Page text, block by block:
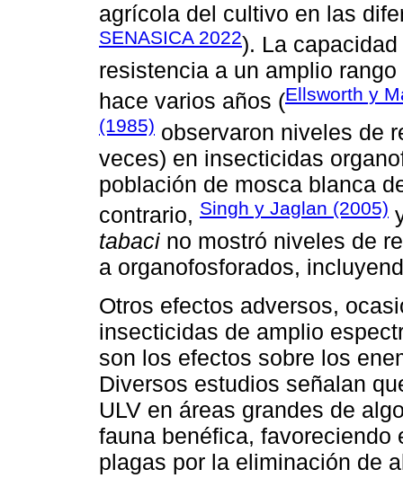
agrícola del cultivo en las
SENASICA 2022). La
resistencia a un amplio
hace varios años (Ellsworth y
(1985) observaron niveles de
veces) en insecticidas
población de mosca blanca
contrario, Singh y Jaglan (2005)
tabaci no mostró niveles de
a organofosforados,
Otros efectos adversos,
insecticidas de amplio
son los efectos sobre los
Diversos estudios señalan
ULV en áreas grandes de
fauna benéfica,
plagas por la eliminación de